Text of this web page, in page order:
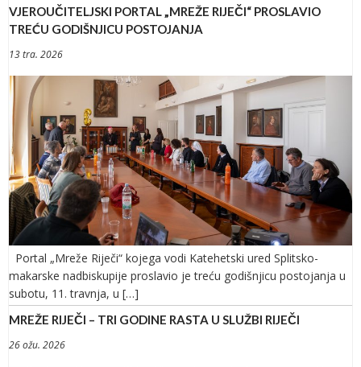
VJEROUČITELJSKI PORTAL „MREŽE RIJEČI“ PROSLAVIO
TREĆU GODIŠNJICU POSTOJANJA
13 tra. 2026
Portal „Mreže Riječi“ kojega vodi Katehetski ured Splitsko-
makarske nadbiskupije proslavio je treću godišnjicu postojanja u
subotu, 11. travnja, u […]
MREŽE RIJEČI – TRI GODINE RASTA U SLUŽBI RIJEČI
26 ožu. 2026